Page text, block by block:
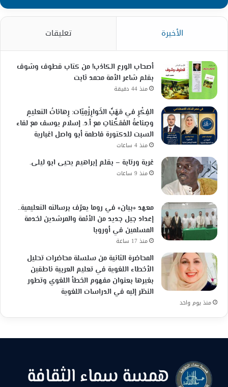
الأخيرة تعليقات
أصحاب الورع الكاذب! من كتاب قطوف وشوف
بقلم شاعر الأمة محمد ثابت
منذ 44 دقيقة
الفِكْرِ في مَهَبِّ الخَوارِزْمِيّات: رِهاناتُ التعليمِ
وصِناعةُ المُمَكِّناتِ مع أ.د. إسلام يوسف مع لقاء
السبت للدكتورة فاطمة أبو واصل اغبارية
منذ 4 ساعات
غربة ورتابة – بقلم إبراهيم يحيى ابو ليلى.
منذ 9 ساعات
معهد «بيان» في روما يعرّف برسالته التعليمية..
إعداد جيل جديد من الأئمة والمرشدين لخدمة
المسلمين في أوروبا
منذ 17 ساعة
المحاضرة الثانية من سلسلة محاضرات تحليل
الأخطاء اللغوية في تعليم العربية ناطقين
بغيرها بعنوان مفهوم الخطأ اللغوي وتطور
النظر إليه في الدراسات اللغوية
منذ يوم واحد